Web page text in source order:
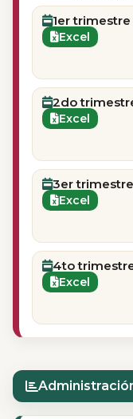
1er trimestre
Excel
2do
Excel
3er trimestre
Excel
4to
Excel